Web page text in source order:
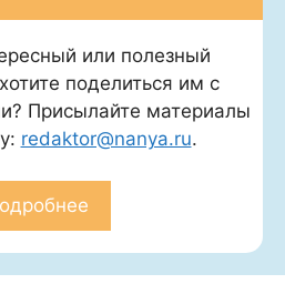
или полезный
поделиться им с
Присылайте материалы
redaktor@nanya.ru.